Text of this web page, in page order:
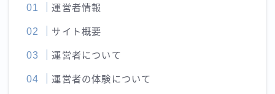
運営者情報
サイト概要
運営者について
運営者の体験について